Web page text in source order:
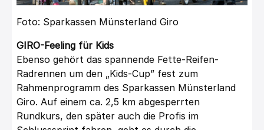
Foto: Sparkassen Münsterland Giro
GIRO-Feeling für Kids
Ebenso gehört das spannende Fette-Reifen-
Radrennen um den „Kids-Cup” fest zum
Rahmenprogramm des Sparkassen Münsterland
Giro. Auf einem ca. 2,5 km abgesperrten
Rundkurs, den später auch die Profis im